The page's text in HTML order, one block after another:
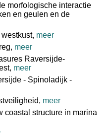
morfologische interactie
en geulen en de
meer
meer
Raversijde-
meer
- Spinoladijk -
meer
coastal structure in marina